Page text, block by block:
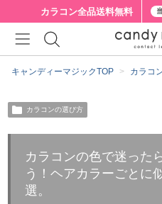
カラコン全品送料無料
キャンディーマジックTOP カラコ
カラコンの選び方
カラコンの色で迷った
う！ヘアカラーごとに
選。